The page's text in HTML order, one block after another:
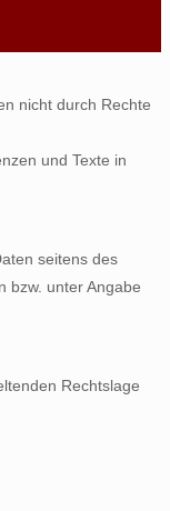
nicht durch Rechte
und Texte in
seitens des
bzw. unter Angabe
Rechtslage